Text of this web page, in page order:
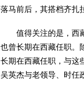
落马前后，其搭档齐扎
值得关注的是，西藏
也曾长期在西藏任职。
长期在西藏任职，与这
吴英杰与老领导、时任